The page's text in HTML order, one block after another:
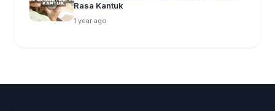
Rasa Kantuk
1 year ago